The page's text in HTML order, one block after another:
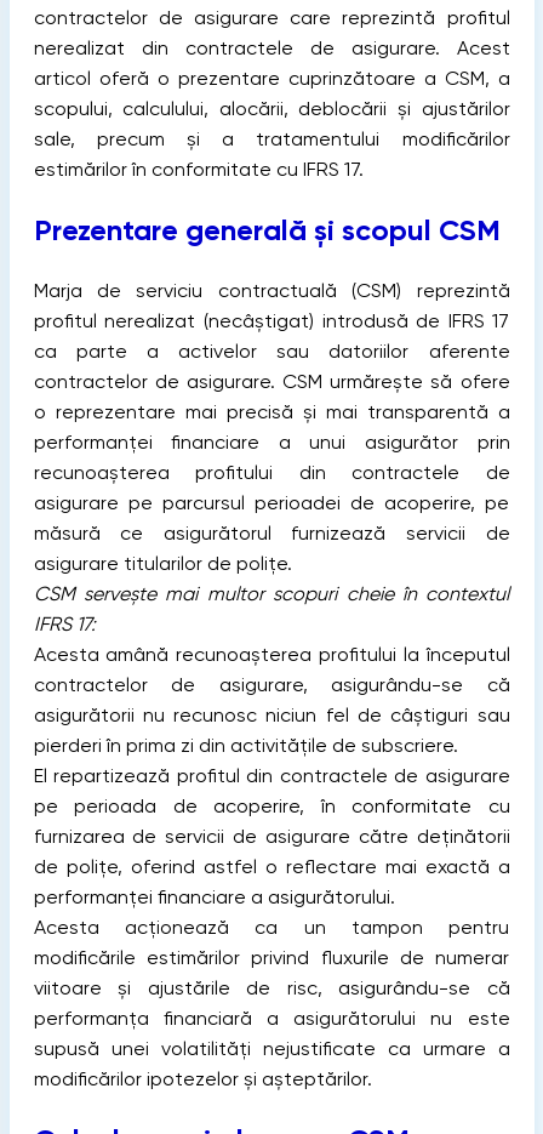
contractelor de asigurare care reprezintă profitul
nerealizat din contractele de asigurare. Acest
articol oferă o prezentare cuprinzătoare a CSM, a
scopului, calculului, alocării, deblocării și ajustărilor
sale, precum și a tratamentului modificărilor
estimărilor în conformitate cu IFRS 17.
Prezentare generală și scopul CSM
Marja de serviciu contractuală (CSM) reprezintă
profitul nerealizat (necâștigat) introdusă de IFRS 17
ca parte a activelor sau datoriilor aferente
contractelor de asigurare. CSM urmărește să ofere
o reprezentare mai precisă și mai transparentă a
performanței financiare a unui asigurător prin
recunoașterea profitului din contractele de
asigurare pe parcursul perioadei de acoperire, pe
măsură ce asigurătorul furnizează servicii de
asigurare titularilor de polițe.
CSM servește mai multor scopuri cheie în contextul
IFRS 17:
Acesta amână recunoașterea profitului la începutul
contractelor de asigurare, asigurându-se că
asigurătorii nu recunosc niciun fel de câștiguri sau
pierderi în prima zi din activitățile de subscriere.
El repartizează profitul din contractele de asigurare
pe perioada de acoperire, în conformitate cu
furnizarea de servicii de asigurare către deținătorii
de polițe, oferind astfel o reflectare mai exactă a
performanței financiare a asigurătorului.
Acesta acționează ca un tampon pentru
modificările estimărilor privind fluxurile de numerar
viitoare și ajustările de risc, asigurându-se că
performanța financiară a asigurătorului nu este
supusă unei volatilități nejustificate ca urmare a
modificărilor ipotezelor și așteptărilor.